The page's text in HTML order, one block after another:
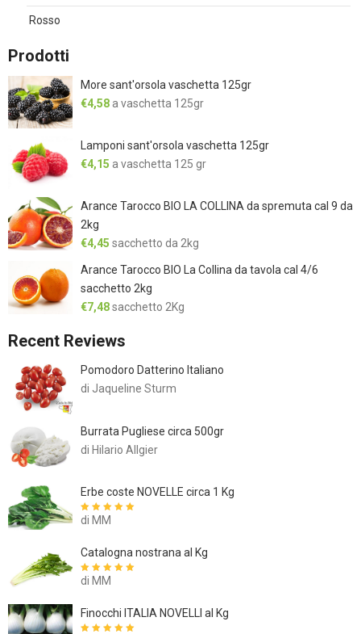
Rosso
Prodotti
More sant'orsola vaschetta 125gr
€4,58 a vaschetta 125gr
Lamponi sant'orsola vaschetta 125gr
€4,15 a vaschetta 125 gr
Arance Tarocco BIO LA COLLINA da spremuta cal 9 da
2kg
€4,45 sacchetto da 2kg
Arance Tarocco BIO La Collina da tavola cal 4/6
sacchetto 2kg
€7,48sacchetto 2Kg
Recent Reviews
Pomodoro Datterino Italiano
di Jaqueline Sturm
Burrata Pugliese circa 500gr
di Hilario Allgier
Erbe coste NOVELLE circa 1 Kg
Valutato
di MM
Catalogna nostrana al Kg
Valutato
di MM
Finocchi ITALIA NOVELLI al Kg